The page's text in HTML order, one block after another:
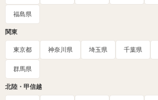
福島県
関東
東京都 神奈川県 埼玉県 千葉県
群馬県
北陸・甲信越